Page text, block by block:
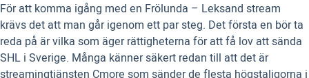
För att komma igång med en Frölunda – Leksand stream
krävs det att man går igenom ett par steg. Det första en bör ta
reda på är vilka som äger rättigheterna för att få lov att sända
SHL i Sverige. Många känner säkert redan till att det är
streamingtjänsten Cmore som sänder de flesta högstaligorna i